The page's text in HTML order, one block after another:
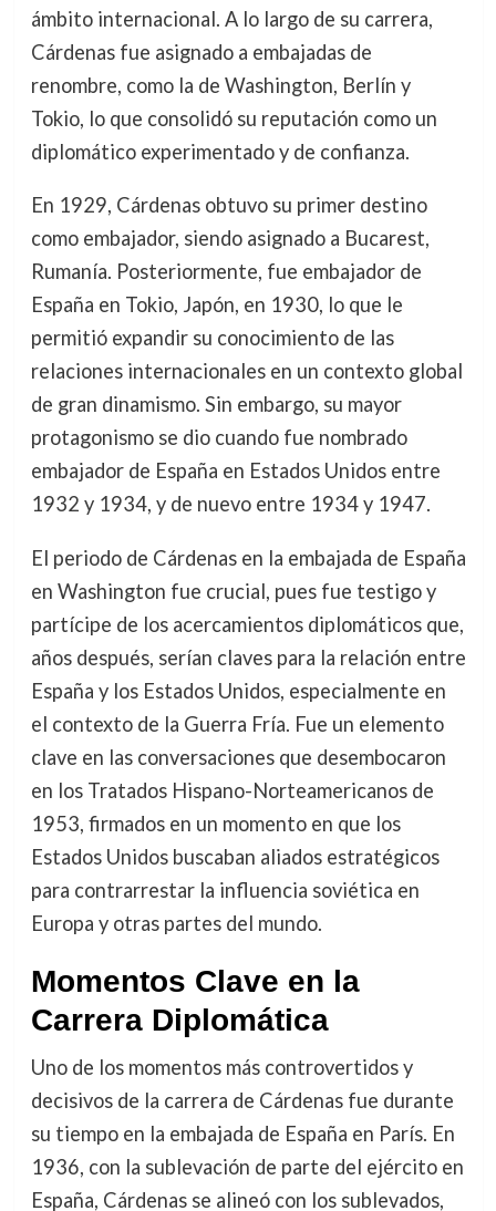
ámbito internacional. A lo largo de su carrera,
Cárdenas fue asignado a embajadas de
renombre, como la de Washington, Berlín y
Tokio, lo que consolidó su reputación como un
diplomático experimentado y de confianza.
En 1929, Cárdenas obtuvo su primer destino
como embajador, siendo asignado a Bucarest,
Rumanía. Posteriormente, fue embajador de
España en Tokio, Japón, en 1930, lo que le
permitió expandir su conocimiento de las
relaciones internacionales en un contexto global
de gran dinamismo. Sin embargo, su mayor
protagonismo se dio cuando fue nombrado
embajador de España en Estados Unidos entre
1932 y 1934, y de nuevo entre 1934 y 1947.
El periodo de Cárdenas en la embajada de España
en Washington fue crucial, pues fue testigo y
partícipe de los acercamientos diplomáticos que,
años después, serían claves para la relación entre
España y los Estados Unidos, especialmente en
el contexto de la Guerra Fría. Fue un elemento
clave en las conversaciones que desembocaron
en los Tratados Hispano-Norteamericanos de
1953, firmados en un momento en que los
Estados Unidos buscaban aliados estratégicos
para contrarrestar la influencia soviética en
Europa y otras partes del mundo.
Momentos Clave en la
Carrera Diplomática
Uno de los momentos más controvertidos y
decisivos de la carrera de Cárdenas fue durante
su tiempo en la embajada de España en París. En
1936, con la sublevación de parte del ejército en
España, Cárdenas se alineó con los sublevados,